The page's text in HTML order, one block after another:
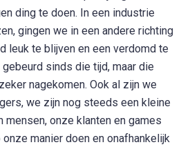
ding te doen. In een industrie
gingen we in een andere richting
leuk te blijven en een verdomd te
sinds die tijd, maar die
nagekomen. Ook al zijn we
we zijn nog steeds een kleine
mensen, onze klanten en games
manier doen en onafhankelijk